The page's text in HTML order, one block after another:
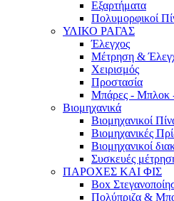
Εξαρτήματα
Πολυμορφικοί
ΥΛΙΚΟ ΡΑΓΑΣ
Έλεγχος
Μέτρηση &
Χειρισμός
Προστασία
Μπάρες - Μπλοκ -
Βιομηχανικά
Βιομηχανικοί
Βιομηχανικές
Βιομηχανικοί
Συσκευές
ΠΑΡΟΧΕΣ ΚΑΙ ΦΙΣ
Box
Πολύπριζα &